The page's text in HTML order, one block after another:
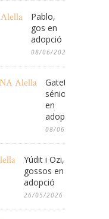
Pablo,
gos en
adopció
08/06/2026
Gateta
sénior
en
adopció
08/06/2026
Yúdit i Ozi,
gossos en
adopció
26/05/2026